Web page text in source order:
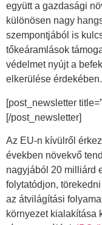
együtt a gazdasági
különösen nagy
szempontjából is
tőkeáramlások
védelmet nyújt a
elkerülése érdekében.
[post_newsletter
[/post_newsletter]
Az EU-n kívülről
években növekvő
nagyjából 20 milliárd
folytatódjon,
az átvilágítási
környezet kialakítása